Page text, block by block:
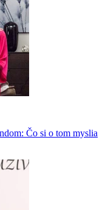
Čo si o tom myslia